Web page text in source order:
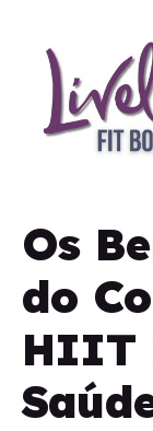
Os
do
HIIT